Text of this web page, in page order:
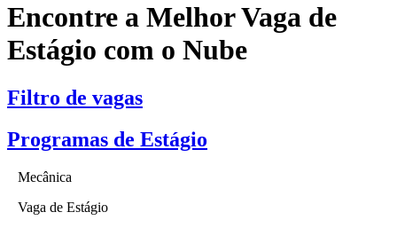
Encontre a Melhor Vaga de
Estágio com o Nube
Filtro de vagas
Programas de Estágio
Mecânica
Vaga de Estágio